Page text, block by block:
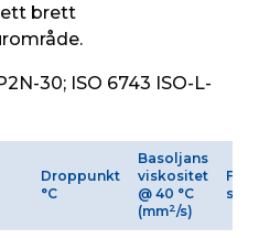
brett
30; ISO 6743 ISO-L-
Droppunkt
°C
Basoljans
viskositet
@ 40 °C
(mm2/s)